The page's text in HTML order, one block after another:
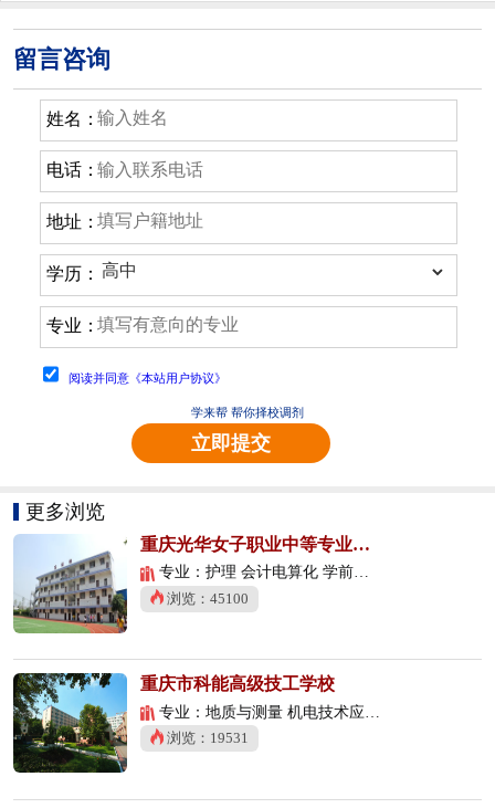
留言咨询
姓名：
电话：
地址：
学历：
专业：
阅读并同意《本站用户协议》
学来帮 帮你择校调剂
立即提交
更多浏览
重庆光华女子职业中等专业学校
专业：护理 会计电算化 学前教育
浏览：45100
重庆市科能高级技工学校
专业：地质与测量 机电技术应用 数控技术应用
浏览：19531